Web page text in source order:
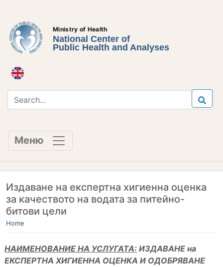
Ministry of Health
National Center of
Public Health and Analyses
Меню
Издаване на експертна хигиенна оценка
за качеството на водата за питейно-
битови цели
Home
НАИМЕНОВАНИЕ НА УСЛУГАТА: ИЗДАВАНЕ на
ЕКСПЕРТНА ХИГИЕННА ОЦЕНКА И ОДОБРЯВАНЕ